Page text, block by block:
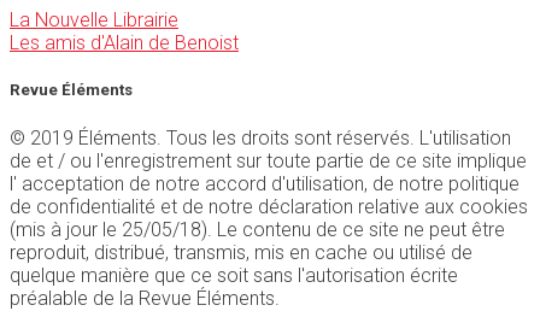
La Nouvelle Librairie
Les amis d'Alain de Benoist
Revue Éléments
© 2019 Éléments. Tous les droits sont réservés. L'utilisation
de et / ou l'enregistrement sur toute partie de ce site implique
l' acceptation de notre accord d'utilisation, de notre politique
de confidentialité et de notre déclaration relative aux cookies
(mis à jour le 25/05/18). Le contenu de ce site ne peut être
reproduit, distribué, transmis, mis en cache ou utilisé de
quelque manière que ce soit sans l'autorisation écrite
préalable de la Revue Éléments.